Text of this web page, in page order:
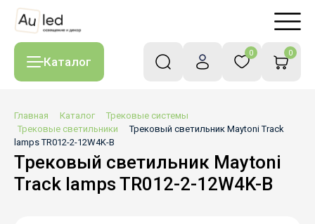
Каталог
0 0
Главная Каталог
Трековые системы
Трековые светильники
Трековый светильник Maytoni Track
lamps TR012-2-12W4K-B
Трековый светильник Maytoni
Track lamps TR012-2-12W4K-B